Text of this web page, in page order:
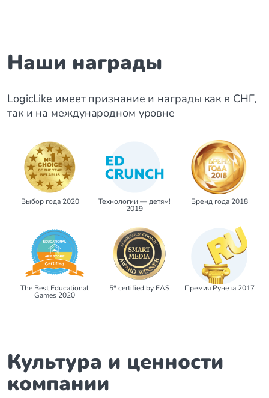
Наши награды
LogicLike имеет признание и награды как в СНГ,
так и на международном уровне
Выбор года 2020 Технологии — детям!
2019
Бренд года 2018
The Best Educational
Games 2020
5* certified by EAS Премия Рунета 2017
Культура и ценности
компании